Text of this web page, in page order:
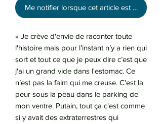
Me notifier lorsque cet article est disponible
« Je crève d'envie de raconter toute
l'histoire mais pour l’instant n’y a rien qui
sort et tout ce que je peux dire c’est que
j'ai un grand vide dans l'estomac. Ce
n’est pas la faim qui me creuse. C'est la
peur sous la peau dans le parking de
mon ventre. Putain, tout ça c'est comme
si y avait des extraterrestres qui